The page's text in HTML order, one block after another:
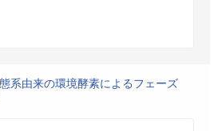
系由来の環境酵素によるフェーズ